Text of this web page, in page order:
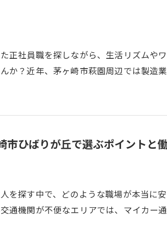
正社員職を探しながら、生活リズムや
か？近年、茅ヶ崎市萩園周辺では製造
ひばりが丘で選ぶポイントと
を探す中で、どのような職場が本当に
通機関が不便なエリアでは、マイカー